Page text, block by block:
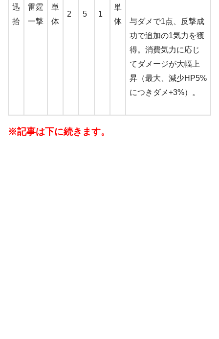
迅
拾
雷霆
一撃
単
体
2 5 1
単
体
与ダメで1点、反撃成
功で追加の1気力を獲
得。消費気力に応じ
てダメージが大幅上
昇（最大、減少HP5%
につきダメ+3%）。
※記事は下に続きます。